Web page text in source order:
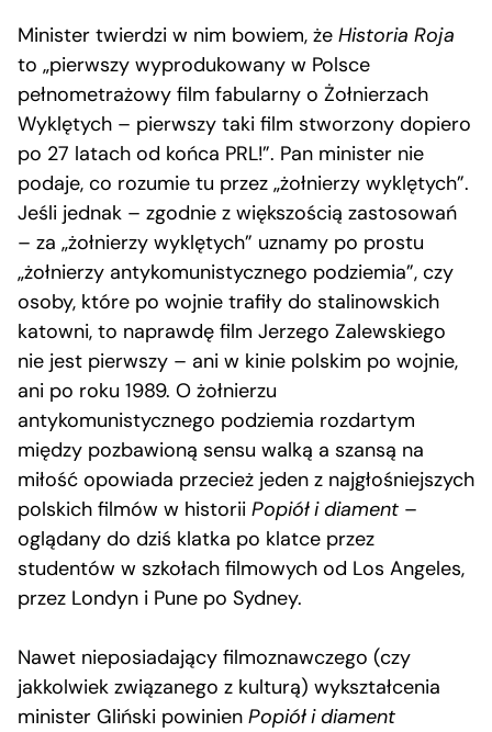
Minister twierdzi w nim bowiem, że Historia Roja
to „pierwszy wyprodukowany w Polsce
pełnometrażowy film fabularny o Żołnierzach
Wyklętych – pierwszy taki film stworzony dopiero
po 27 latach od końca PRL!”. Pan minister nie
podaje, co rozumie tu przez „żołnierzy wyklętych”.
Jeśli jednak – zgodnie z większością zastosowań
– za „żołnierzy wyklętych” uznamy po prostu
„żołnierzy antykomunistycznego podziemia”, czy
osoby, które po wojnie trafiły do stalinowskich
katowni, to naprawdę film Jerzego Zalewskiego
nie jest pierwszy – ani w kinie polskim po wojnie,
ani po roku 1989. O żołnierzu
antykomunistycznego podziemia rozdartym
między pozbawioną sensu walką a szansą na
miłość opowiada przecież jeden z najgłośniejszych
polskich filmów w historii Popiół i diament –
oglądany do dziś klatka po klatce przez
studentów w szkołach filmowych od Los Angeles,
przez Londyn i Pune po Sydney.
Nawet nieposiadający filmoznawczego (czy
jakkolwiek związanego z kulturą) wykształcenia
minister Gliński powinien Popiół i diament